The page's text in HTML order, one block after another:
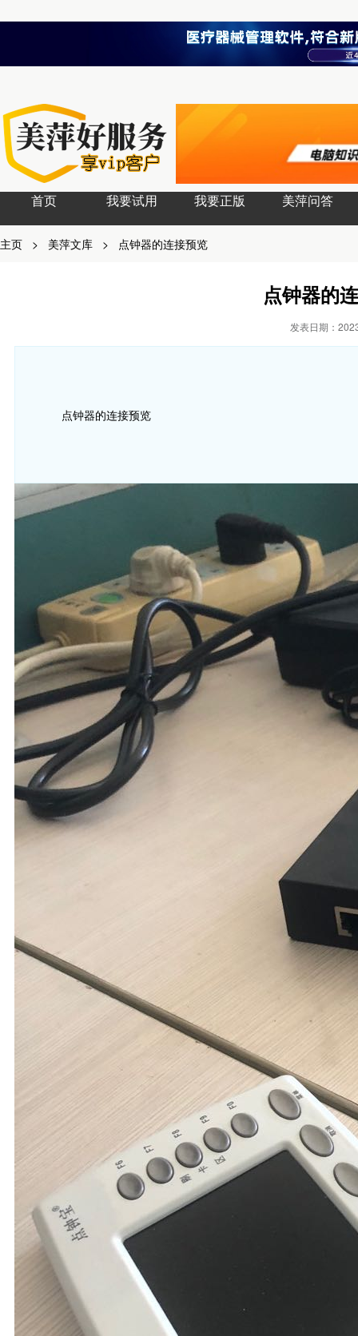
首页 我要试用 我要正版 美萍问答
主页 > 美萍文库 > 点钟器的连接预览
点钟器的
发表日期：
点钟器的连接预览